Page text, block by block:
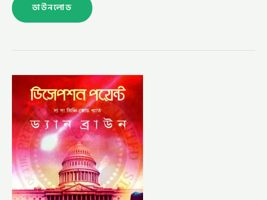
ডাউনলোড
ডিসেপশন
পয়েন্ট
–
মোহাম্মদ
নাজিম
উদ্দিন
(DECEPTION
POINT
–
MOHAMMAD
NAZIM
UDDIN)